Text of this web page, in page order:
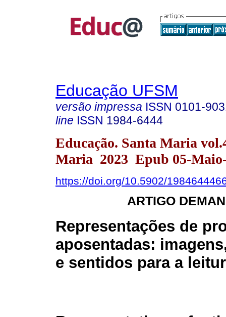
Educação UFSM
versão impressa ISSN 0101-
line ISSN 1984-6444
Educação. Santa Maria
Maria 2023 Epub 05-
https://doi.org/10.5902/
ARTIGO
Representações de
aposentadas:
e sentidos para a